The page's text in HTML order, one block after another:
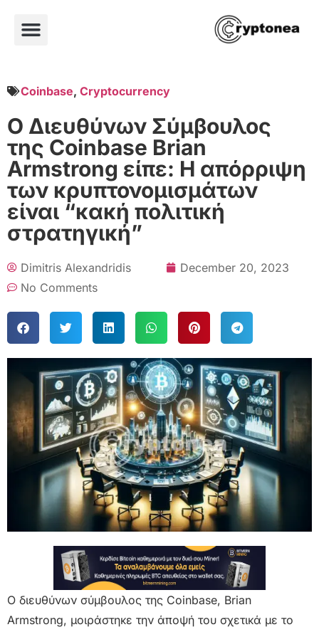
Coinbase, Cryptocurrency
Ο Διευθύνων Σύμβουλος
της Coinbase Brian
Armstrong είπε: Η απόρριψη
των κρυπτονομισμάτων
είναι “κακή πολιτική
στρατηγική”
Dimitris Alexandridis
December 20, 2023
No Comments
Ο διευθύνων σύμβουλος της Coinbase, Brian
Armstrong, μοιράστηκε την άποψή του σχετικά με το